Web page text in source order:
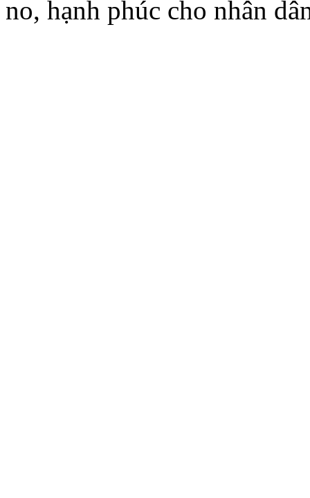
no, hạnh phúc cho nhân